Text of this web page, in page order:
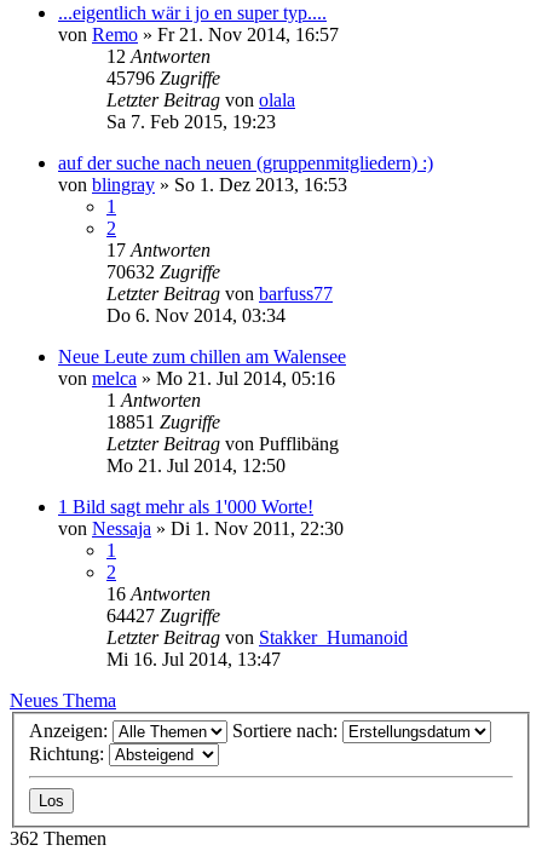
...eigentlich wär i jo en super typ....
von Remo » Fr 21. Nov 2014, 16:57
12 Antworten
45796 Zugriffe
Letzter Beitrag von olala
Sa 7. Feb 2015, 19:23
auf der suche nach neuen (gruppenmitgliedern) :)
von blingray » So 1. Dez 2013, 16:53
1
2
17 Antworten
70632 Zugriffe
Letzter Beitrag von barfuss77
Do 6. Nov 2014, 03:34
Neue Leute zum chillen am Walensee
von melca » Mo 21. Jul 2014, 05:16
1 Antworten
18851 Zugriffe
Letzter Beitrag von Pufflibäng
Mo 21. Jul 2014, 12:50
1 Bild sagt mehr als 1'000 Worte!
von Nessaja » Di 1. Nov 2011, 22:30
1
2
16 Antworten
64427 Zugriffe
Letzter Beitrag von Stakker_Humanoid
Mi 16. Jul 2014, 13:47
Neues Thema
Anzeigen:
Sortiere nach:
Richtung:
362 Themen